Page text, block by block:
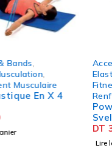
Fitness
& Bands
& Musculation
Musculaire
7-15 kg